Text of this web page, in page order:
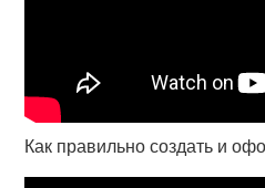
Как правильно создать и